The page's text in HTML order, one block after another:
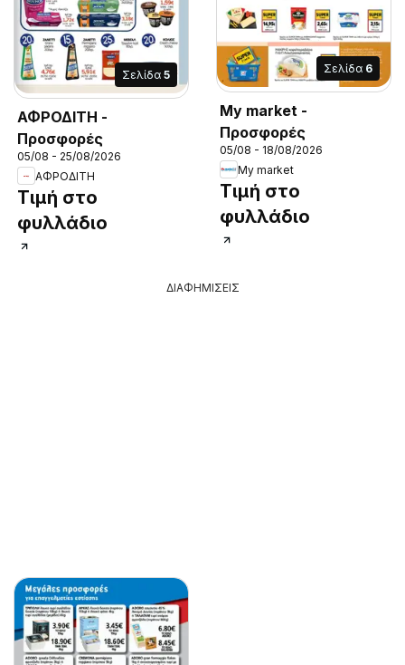
Σελίδα 5
ΑΦΡΟΔΙΤΗ -
Προσφορές
05/08 - 25/08/2026
ΑΦΡΟΔΙΤΗ
Τιμή στο
φυλλάδιο
Σελίδα 6
My market -
Προσφορές
05/08 - 18/08/2026
My market
Τιμή στο
φυλλάδιο
ΔΙΑΦΗΜΙΣΕΙΣ